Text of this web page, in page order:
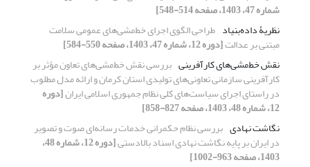
شماره 47، 1403، صفحه 514-548]
نظریۀ داده‌بنیاد طراحی الگوی اجرای خط‌مشی‌های عمومی سلامت
مبتنی بر عدالت[دوره 12، شماره 47، 1403، صفحه 550-584]
نقش خط‌مشی‌های کارآفرینی بررسی نقش خط‌مشی‌های تعاون مؤثر بر
کارآفرینی سازمانی تعاونی‌های تولیدی استان کرمان و ارائه مدل مطلوب
در راستای اجرای سیاست‌های کلی نظام جمهوری اسلامی ایران[دوره
12، شماره 48، 1403، صفحه 827-858]
نگاشت نهادی بررسی نظام حکمرانی خدمات رسانه‌ای صوت و تصویر
در ایران بر پایه نگاشت نهادی اسناد بالادستی [دوره 12، شماره 48،
1403، صفحه 963-1002]